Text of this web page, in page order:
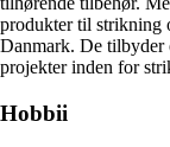
produkter til strikning
Danmark. De tilbyder
projekter inden for
Hobbii